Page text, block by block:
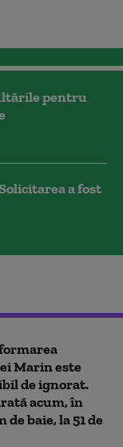
pentru
a fost
Marin este
de ignorat.
acum, în
de baie, la 51 de